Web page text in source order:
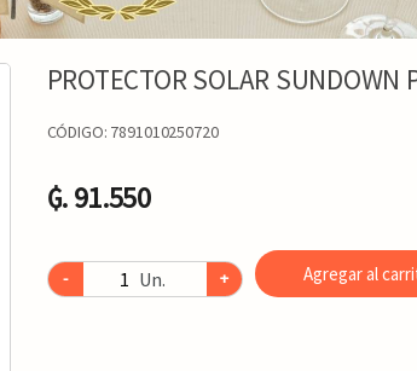
PROTECTOR SOLAR SUNDOWN
CÓDIGO: 7891010250720
₲. 91.550
- Un. + Agregar al